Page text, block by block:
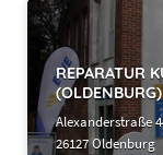
REPARATUR
Alexanderstraße
26127 Oldenburg